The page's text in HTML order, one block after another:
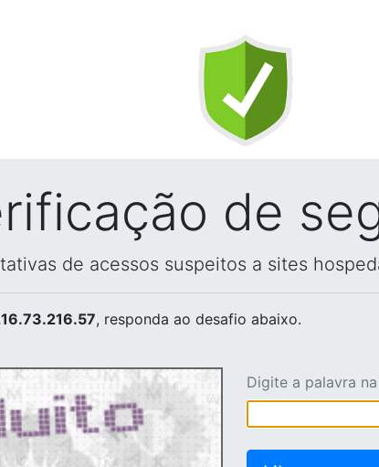
de
de acessos suspeitos a sites
, responda ao desafio abaixo.
Digite a palavra